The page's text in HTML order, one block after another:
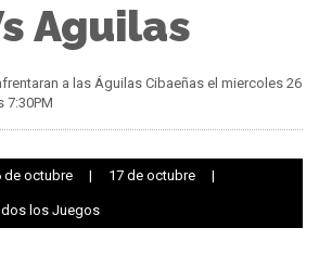
Aguilas
a las Águilas Cibaeñas el miercoles 26
7:30PM
de octubre | 17 de octubre |
los Juegos